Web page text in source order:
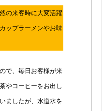
の来客時に大変活躍
ップラーメンやお味
で、毎日お客様が来
やコーヒーをお出し
ましたが、水道水を